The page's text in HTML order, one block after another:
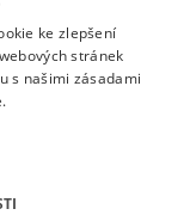
CZECH
ke zlepšení
stránek
s našimi zásadami